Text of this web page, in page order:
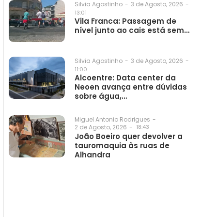
Silvia Agostinho - 3 de Agosto, 2026 -
13:01
Vila Franca: Passagem de
nível junto ao cais está sem…
Silvia Agostinho - 3 de Agosto, 2026 -
11:00
Alcoentre: Data center da
Neoen avança entre dúvidas
sobre água,…
Miguel Antonio Rodrigues -
2 de Agosto, 2026 - 18:43
João Boeiro quer devolver a
tauromaquia às ruas de
Alhandra